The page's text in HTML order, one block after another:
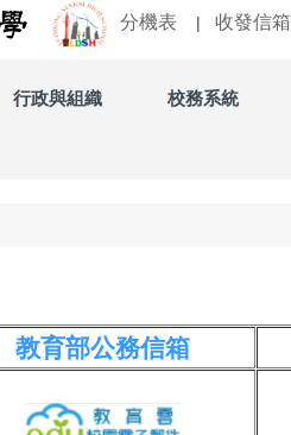
分機表 收發信箱
行政與組織 校務系統
教育部公務信箱